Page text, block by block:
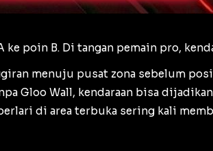
poin B. Di tangan pemain pro,
menuju pusat zona sebelum
Gloo Wall, kendaraan bisa
di area terbuka sering kali